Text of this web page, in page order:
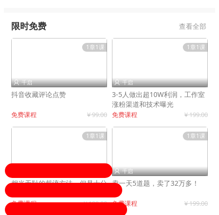
限时免费 查看全部
1章1课
 千启
抖音收藏评论点赞
免费课程 ¥ 99.00
1章1课
 千启
3-5人做出超10W利润，工作室
涨粉渠道和技术曝光
免费课程 ¥ 199.00
1章1课
相当无耻的截流方法，但是十分
免费课程 ¥ 199.00
1章1课
 千启
卖一天5道题，卖了32万多！
免费课程 ¥ 199.00